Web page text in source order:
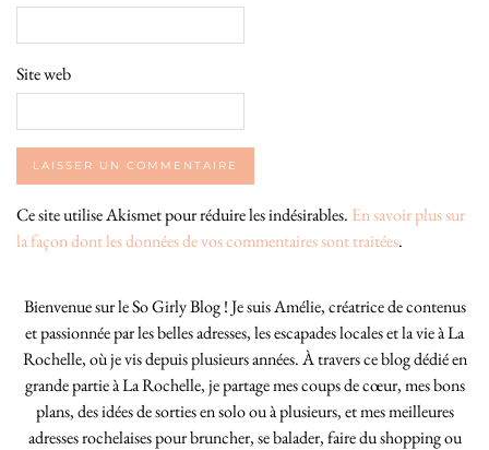
Site web
Ce site utilise Akismet pour réduire les indésirables. En savoir plus sur
la façon dont les données de vos commentaires sont traitées.
Bienvenue sur le So Girly Blog ! Je suis Amélie, créatrice de contenus
et passionnée par les belles adresses, les escapades locales et la vie à La
Rochelle, où je vis depuis plusieurs années. À travers ce blog dédié en
grande partie à La Rochelle, je partage mes coups de cœur, mes bons
plans, des idées de sorties en solo ou à plusieurs, et mes meilleures
adresses rochelaises pour bruncher, se balader, faire du shopping ou